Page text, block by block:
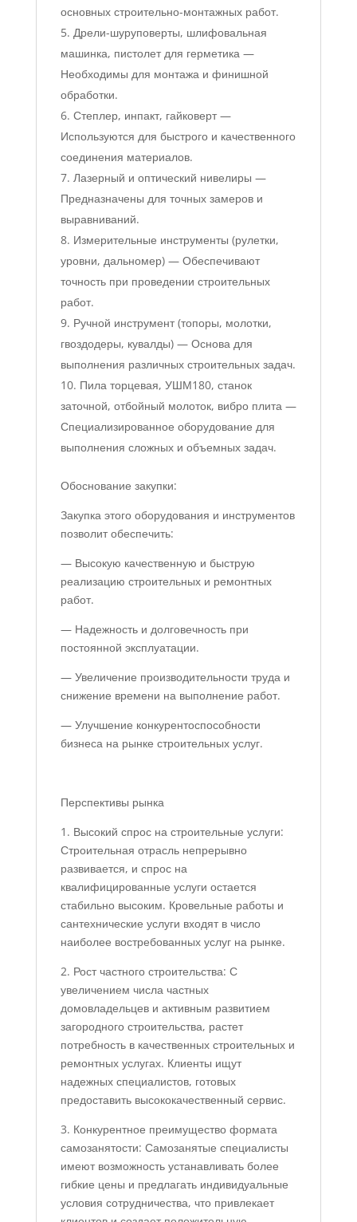
основных строительно-монтажных работ.
Дрели-шуруповерты, шлифовальная
машинка, пистолет для герметика —
Необходимы для монтажа и финишной
обработки.
Степлер, инпакт, гайковерт —
Используются для быстрого и качественного
соединения материалов.
Лазерный и оптический нивелиры —
Предназначены для точных замеров и
выравниваний.
Измерительные инструменты (рулетки,
уровни, дальномер) — Обеспечивают
точность при проведении строительных
работ.
Ручной инструмент (топоры, молотки,
гвоздодеры, кувалды) — Основа для
выполнения различных строительных задач.
Пила торцевая, УШМ180, станок
заточной, отбойный молоток, вибро плита —
Специализированное оборудование для
выполнения сложных и объемных задач.
Обоснование закупки:
Закупка этого оборудования и инструментов
позволит обеспечить:
— Высокую качественную и быструю
реализацию строительных и ремонтных
работ.
— Надежность и долговечность при
постоянной эксплуатации.
— Увеличение производительности труда и
снижение времени на выполнение работ.
— Улучшение конкурентоспособности
бизнеса на рынке строительных услуг.
Перспективы рынка
1. Высокий спрос на строительные услуги:
Строительная отрасль непрерывно
развивается, и спрос на
квалифицированные услуги остается
стабильно высоким. Кровельные работы и
сантехнические услуги входят в число
наиболее востребованных услуг на рынке.
2. Рост частного строительства: С
увеличением числа частных
домовладельцев и активным развитием
загородного строительства, растет
потребность в качественных строительных и
ремонтных услугах. Клиенты ищут
надежных специалистов, готовых
предоставить высококачественный сервис.
3. Конкурентное преимущество формата
самозанятости: Самозанятые специалисты
имеют возможность устанавливать более
гибкие цены и предлагать индивидуальные
условия сотрудничества, что привлекает